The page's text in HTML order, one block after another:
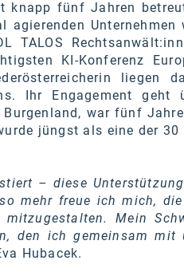
knapp fünf Jahren
agierenden Unternehmen
TALOS
KI-Konferenz
liegen
Ihr Engagement geht
war fünf
jüngst als eine der
– diese
mehr freue ich mich,
Mein
den ich gemeinsam mit
Hubacek.